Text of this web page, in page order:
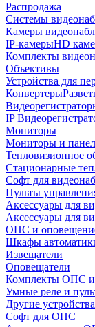
Распродажа
Системы
Камеры
IP-камерыHD
Комплекты
Объективы
Устройства для
Конвертеры
IP
Мониторы
Мониторы и
Тепловизионное
Стационарные
Софт для
Пульты
Аксессуары для
Аксессуары для
ОПС и
Шкафы
Извещатели
Оповещатели
Комплекты ОПС и
Умные реле и
Другие
Софт для ОПС